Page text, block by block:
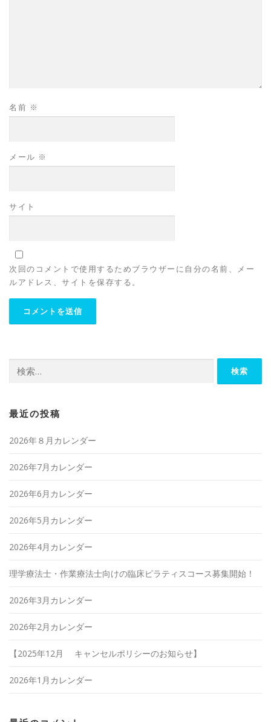
名前 ※
メール ※
サイト
次回のコメントで使用するためブラウザーに自分の名前、メー
ルアドレス、サイトを保存する。
索:
最近の投稿
2026年８月カレンダー
2026年7月カレンダー
2026年6月カレンダー
2026年5月カレンダー
2026年4月カレンダー
理学療法士・作業療法士向けの臨床ピラティスコース募集開始！
2026年3月カレンダー
2026年2月カレンダー
【2025年12月 キャンセルポリシーのお知らせ】
2026年1月カレンダー